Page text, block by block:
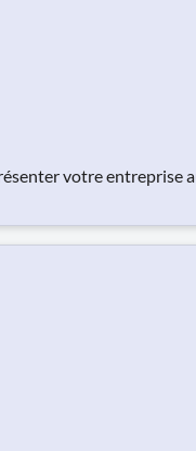
votre entreprise